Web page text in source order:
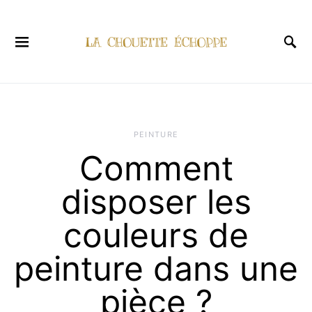
PEINTURE
Comment
disposer les
couleurs de
peinture dans une
pièce ?